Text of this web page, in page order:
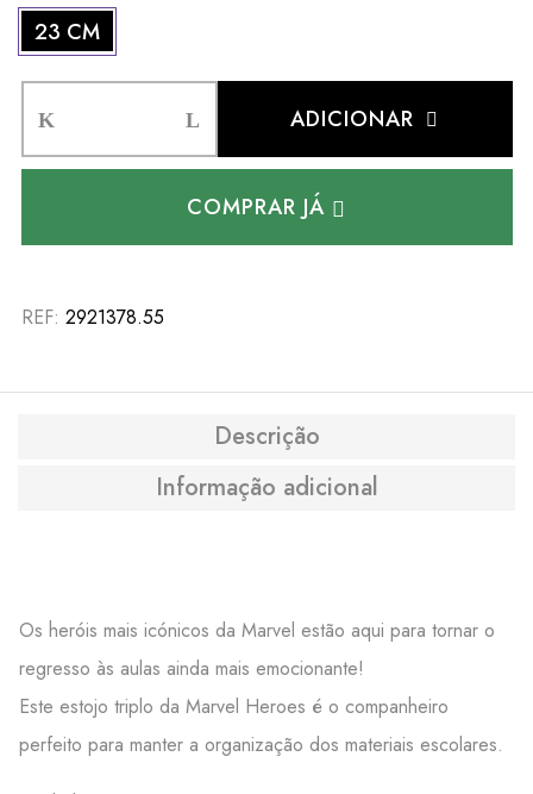
23 CM
ADICIONAR
COMPRAR JÁ
REF: 2921378.55
Descrição
Informação adicional
Os heróis mais icónicos da Marvel estão aqui para tornar o
regresso às aulas ainda mais emocionante!
Este estojo triplo da Marvel Heroes é o companheiro
perfeito para manter a organização dos materiais escolares.